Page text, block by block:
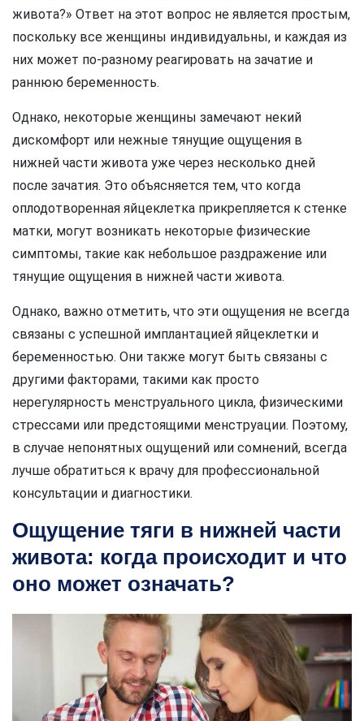
живота?» Ответ на этот вопрос не является простым,
поскольку все женщины индивидуальны, и каждая из
них может по-разному реагировать на зачатие и
раннюю беременность.
Однако, некоторые женщины замечают некий
дискомфорт или нежные тянущие ощущения в
нижней части живота уже через несколько дней
после зачатия. Это объясняется тем, что когда
оплодотворенная яйцеклетка прикрепляется к стенке
матки, могут возникать некоторые физические
симптомы, такие как небольшое раздражение или
тянущие ощущения в нижней части живота.
Однако, важно отметить, что эти ощущения не всегда
связаны с успешной имплантацией яйцеклетки и
беременностью. Они также могут быть связаны с
другими факторами, такими как просто
нерегулярность менструального цикла, физическими
стрессами или предстоящими менструации. Поэтому,
в случае непонятных ощущений или сомнений, всегда
лучше обратиться к врачу для профессиональной
консультации и диагностики.
Ощущение тяги в нижней части
живота: когда происходит и что
оно может означать?